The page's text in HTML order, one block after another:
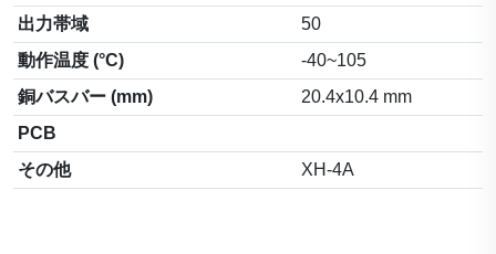
出力帯域
50
動作温度 (°C)
-40~105
銅バスバー (mm)
20.4x10.4 mm
PCB
その他
XH-4A